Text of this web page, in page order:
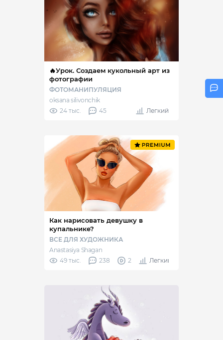
🔥Урок. Создаем кукольный арт из
фотографии
ФОТОМАНИПУЛЯЦИЯ
oksana silivonchik
24 тыс.
45 Легкий
Как нарисовать девушку в
купальнике?
ВСЕ ДЛЯ ХУДОЖНИКА
Anastasiya Shagan
49 тыс.
238 2 Легкий